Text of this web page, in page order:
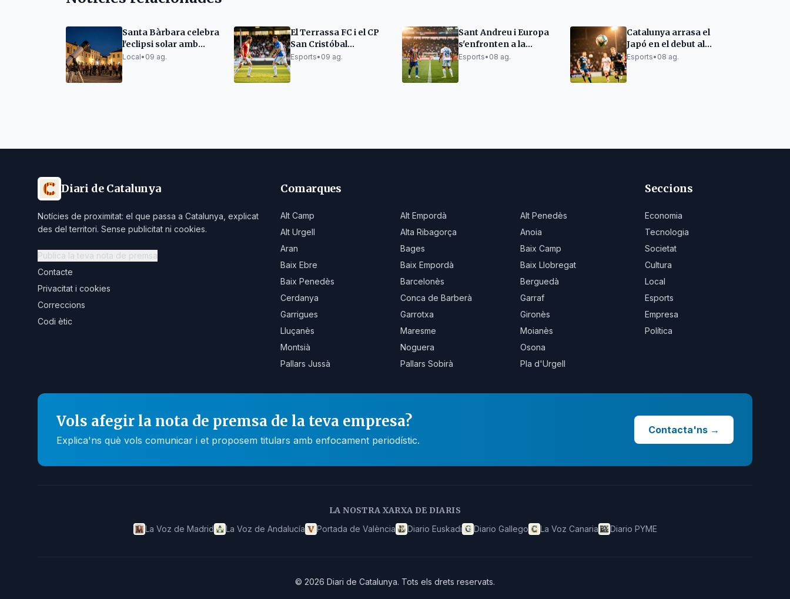
Santa Bàrbara celebra
l'eclipsi solar amb
tapes i concert
Local• 09 ag.
El Terrassa FC i el CP
San Cristóbal
arrenquen la
Esports• 09 ag.
Sant Andreu i Europa
s'enfronten a la
semifinal del Torneig
Esports• 08 ag.
Catalunya arrasa el
Japó en el debut al
Mundial sub-21 de
Esports• 08 ag.
Diari de Catalunya
Notícies de proximitat: el que passa a Catalunya, explicat
des del territori. Sense publicitat ni cookies.
Publica la teva nota de premsa
Contacte
Privacitat i cookies
Correccions
Codi ètic
Comarques
Alt Camp Alt Empordà
Alt Penedès
Alt Urgell
Alta Ribagorça
Anoia
Aran
Bages
Baix Camp
Baix Ebre
Baix Empordà
Baix Llobregat
Baix Penedès
Barcelonès
Berguedà
Cerdanya
Conca de Barberà
Garraf
Garrigues
Garrotxa
Gironès
Lluçanès
Maresme
Moianès
Montsià
Noguera
Osona
Pallars Jussà
Pallars Sobirà Pla d'Urgell
Seccions
Economia
Tecnologia
Societat
Cultura
Local
Esports
Empresa
Política
Vols afegir la nota de premsa de la teva empresa?
Explica'ns què vols comunicar i et proposem titulars amb enfocament periodístic.
Contacta'ns →
LA NOSTRA XARXA DE DIARIS
La Voz de Madrid La Voz de Andalucía Portada de València Diario Euskadi Diario Gallego La Voz Canaria Diario PYME
© 2026 Diari de Catalunya. Tots els drets reservats.